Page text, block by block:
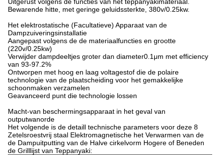
Bewarende hitte, met geringe geluidssterkte, 380v/0.25kw.
Het elektrostatische (Facultatieve) Apparaat van de
Dampzuiveringsinstallatie
Aangepast volgens de de materiaalfuncties en grootte
(220v/0.25kw)
Verwijder dampdeeltjes groter dan diameter0.1μm met efficiency
van 93-97.2%
Ontworpen met hoog en laag voltagestof die de polaire
technologie van de plaatscheiding voor het gemakkelijke
schoonmaken verzamelen
Geavanceerd punt die technologie lossen
Macht-van beschermingsapparaat in het geval van
outputwanorde
Het volgende is de detaill technische parameters voor deze 8
Zetelsroestvrij staal Elektromagnetische het Verwarmen van de
de Dampuitputting van de Halve cirkelvorm Hogere of Beneden
de Grilllijst van Teppanyaki: